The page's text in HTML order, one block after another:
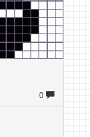
0